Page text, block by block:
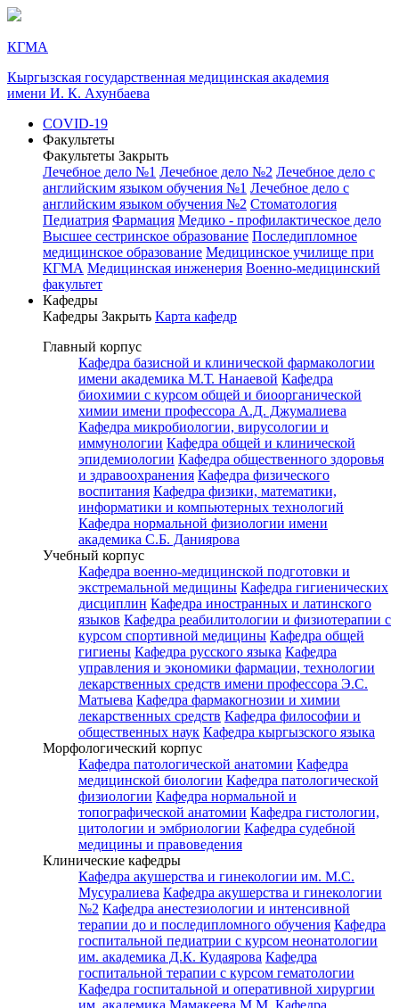
КГМА
Кыргызская государственная медицинская академия
имени И. К. Ахунбаева
COVID-19
Факультеты
Факультеты Закрыть
Лечебное дело №1 Лечебное дело №2 Лечебное дело с
английским языком обучения №1 Лечебное дело с
английским языком обучения №2 Стоматология
Педиатрия Фармация Медико - профилактическое дело
Высшее сестринское образование Последипломное
медицинское образование Медицинское училище при
КГМА Медицинская инженерия Военно-медицинский
факультет
Кафедры
Кафедры Закрыть Карта кафедр
Главный корпус
Кафедра базисной и клинической фармакологии
имени академика М.Т. Нанаевой Кафедра
биохимии с курсом общей и биоорганической
химии имени профессора А.Д. Джумалиева
Кафедра микробиологии, вирусологии и
иммунологии Кафедра общей и клинической
эпидемиологии Кафедра общественного здоровья
и здравоохранения Кафедра физического
воспитания Кафедра физики, математики,
информатики и компьютерных технологий
Кафедра нормальной физиологии имени
академика С.Б. Даниярова
Учебный корпус
Кафедра военно-медицинской подготовки и
экстремальной медицины Кафедра гигиенических
дисциплин Кафедра иностранных и латинского
языков Кафедра реабилитологии и физиотерапии с
курсом спортивной медицины Кафедра общей
гигиены Кафедра русского языка Кафедра
управления и экономики фармации, технологии
лекарственных средств имени профессора Э.С.
Матыева Кафедра фармакогнозии и химии
лекарственных средств Кафедра философии и
общественных наук Кафедра кыргызского языка
Морфологический корпус
Кафедра патологической анатомии Кафедра
медицинской биологии Кафедра патологической
физиологии Кафедра нормальной и
топографической анатомии Кафедра гистологии,
цитологии и эмбриологии Кафедра судебной
медицины и правоведения
Клинические кафедры
Кафедра акушерства и гинекологии им. М.С.
Мусуралиева Кафедра акушерства и гинекологии
№2 Кафедра анестезиологии и интенсивной
терапии до и последипломного обучения Кафедра
госпитальной педиатрии с курсом неонатологии
им. академика Д.К. Кудаярова Кафедра
госпитальной терапии с курсом гематологии
Кафедра госпитальной и оперативной хирургии
им. академика Мамакеева М.М. Кафедра